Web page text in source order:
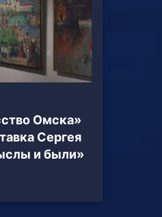
Омска»
Сергея
и были»